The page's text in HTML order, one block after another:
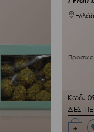
+
Κωδ.
ΔΕΣ